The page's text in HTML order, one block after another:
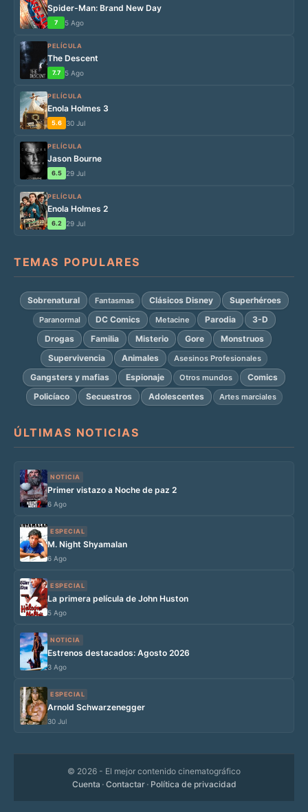
Spider-Man: Brand New Day
7 5 Ago
PELÍCULA
The Descent
7.7 5 Ago
PELÍCULA
Enola Holmes 3
5.6 30 Jul
PELÍCULA
Jason Bourne
6.5 29 Jul
PELÍCULA
Enola Holmes 2
6.2 29 Jul
TEMAS POPULARES
Sobrenatural Fantasmas Clásicos Disney Superhéroes
Paranormal DC Comics Metacine Parodia
3-D
Drogas
Familia Misterio Gore
Monstruos
Supervivencia
Animales Asesinos Profesionales
Gangsters y mafias Espionaje Otros mundos
Comics
Policíaco
Secuestros Adolescentes Artes marciales
ÚLTIMAS NOTICIAS
NOTICIA
Primer vistazo a Noche de paz 2
6 Ago
ESPECIAL
M. Night Shyamalan
6 Ago
ESPECIAL
La primera película de John Huston
5 Ago
NOTICIA
Estrenos destacados: Agosto 2026
3 Ago
ESPECIAL
Arnold Schwarzenegger
30 Jul
© 2026 - El mejor contenido cinematográfico
Cuenta · Contactar · Política de privacidad